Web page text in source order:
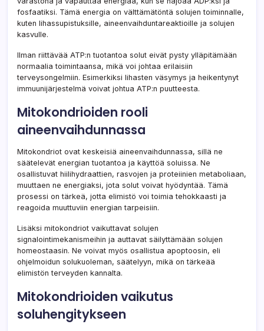
fosfaatiksi. Tämä energia on välttämätöntä solujen toiminnalle,
kuten lihassupistuksille, aineenvaihduntareaktioille ja solujen
kasvulle.
Ilman riittävää ATP:n tuotantoa solut eivät pysty ylläpitämään
normaalia toimintaansa, mikä voi johtaa erilaisiin
terveysongelmiin. Esimerkiksi lihasten väsymys ja heikentynyt
immuunijärjestelmä voivat johtua ATP:n puutteesta.
Mitokondrioiden rooli
aineenvaihdunnassa
Mitokondriot ovat keskeisiä aineenvaihdunnassa, sillä ne
säätelevät energian tuotantoa ja käyttöä soluissa. Ne
osallistuvat hiilihydraattien, rasvojen ja proteiinien metaboliaan,
muuttaen ne energiaksi, jota solut voivat hyödyntää. Tämä
prosessi on tärkeä, jotta elimistö voi toimia tehokkaasti ja
reagoida muuttuviin energian tarpeisiin.
Lisäksi mitokondriot vaikuttavat solujen
signalointimekanismeihin ja auttavat säilyttämään solujen
homeostaasin. Ne voivat myös osallistua apoptoosin, eli
ohjelmoidun solukuoleman, säätelyyn, mikä on tärkeää
elimistön terveyden kannalta.
Mitokondrioiden vaikutus
soluhengitykseen